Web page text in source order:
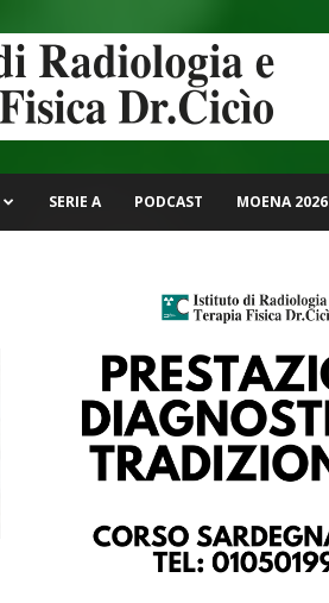
SERIE A PODCAST MOENA 2026